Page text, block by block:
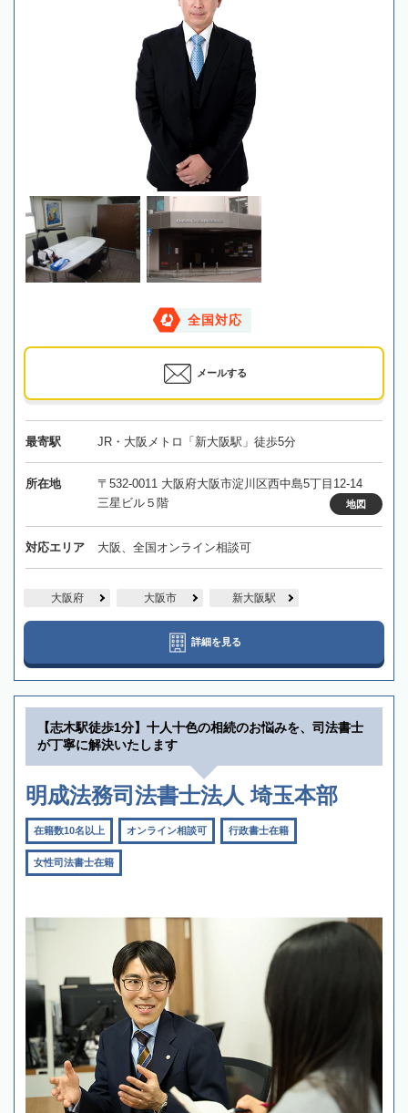
全国対応
メールする
最寄駅 JR・大阪メトロ「新大阪駅」徒歩5分
所在地
〒532-0011 大阪府大阪市淀川区西中島5丁目12-14
三星ビル５階
地図
対応エリア 大阪、全国オンライン相談可
大阪府 大阪市 新大阪駅
詳細を見る
【志木駅徒歩1分】十人十色の相続のお悩みを、司法書士
が丁寧に解決いたします
明成法務司法書士法人 埼玉本部
在籍数10名以上 オンライン相談可 行政書士在籍
女性司法書士在籍